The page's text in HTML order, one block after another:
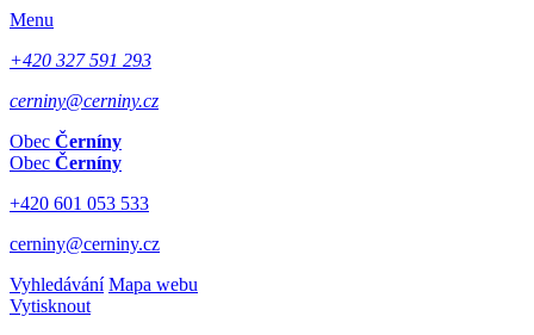
Menu
+420 327 591 293
cerniny@cerniny.cz
Obec Černíny
Obec Černíny
+420 601 053 533
cerniny@cerniny.cz
Vyhledávání Mapa webu
Vytisknout